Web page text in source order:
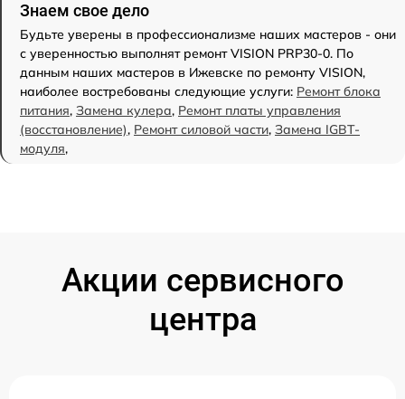
Знаем свое дело
Будьте уверены в профессионализме наших мастеров - они
с уверенностью выполнят ремонт VISION PRP30-0. По
данным наших мастеров в Ижевске по ремонту VISION,
наиболее востребованы следующие услуги: Ремонт блока
питания, Замена кулера, Ремонт платы управления
(восстановление), Ремонт силовой части, Замена IGBT-
модуля,
Акции сервисного
центра